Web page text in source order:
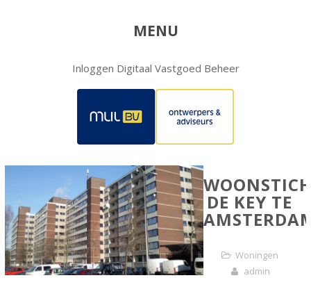
MENU
Inloggen Digitaal Vastgoed Beheer
DE KEY TE
Woningen
admin